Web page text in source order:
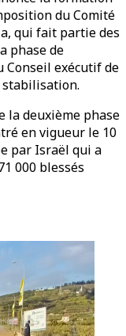
du Comité
qui fait partie des
phase de
Conseil exécutif de
la deuxième phase
en vigueur le 10
par Israël qui a
000 blessés